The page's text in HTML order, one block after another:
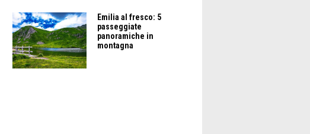
Emilia al fresco: 5
passeggiate
panoramiche in
montagna